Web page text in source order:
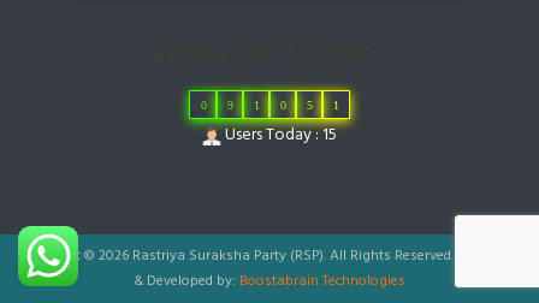
0 9 1 0 5 1
Users Today : 15
Copyright © 2026 Rastriya Suraksha Party (RSP). All Rights Reserved.
& Developed by: Boostabrain Technologies